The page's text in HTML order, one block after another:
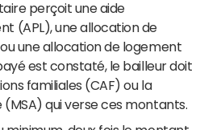
perçoit une aide
(APL), une allocation de
une allocation de logement
est constaté, le bailleur doit
familiales (CAF) ou la
qui verse ces montants.